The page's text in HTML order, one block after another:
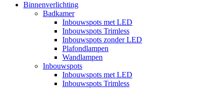
Binnenverlichting
Badkamer
Inbouwspots met LED
Inbouwspots Trimless
Inbouwspots zonder LED
Plafondlampen
Wandlampen
Inbouwspots
Inbouwspots met LED
Inbouwspots Trimless